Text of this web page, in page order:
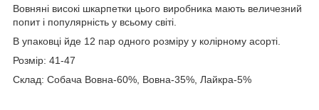
Вовняні високі шкарпетки цього виробника мають величезний
попит і популярність у всьому світі.
В упаковці йде 12 пар одного розміру у колірному асорті.
Розмір: 41-47
Склад: Собача Вовна-60%, Вовна-35%, Лайкра-5%